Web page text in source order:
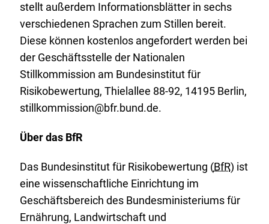
stellt außerdem Informationsblätter in sechs
verschiedenen Sprachen zum Stillen bereit.
Diese können kostenlos angefordert werden bei
der Geschäftsstelle der Nationalen
Stillkommission am Bundesinstitut für
Risikobewertung, Thielallee 88-92, 14195 Berlin,
stillkommission@bfr.bund.de.
Über das BfR
Das Bundesinstitut für Risikobewertung (BfR) ist
eine wissenschaftliche Einrichtung im
Geschäftsbereich des Bundesministeriums für
Ernährung, Landwirtschaft und